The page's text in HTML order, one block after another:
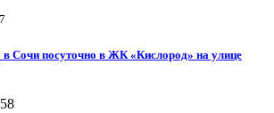
в Cочи посуточно в ЖК «Кислород» на улице